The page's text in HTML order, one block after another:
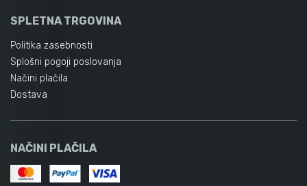
SPLETNA TRGOVINA
Politika zasebnosti
Splošni pogoji poslovanja
Načini plačila
Dostava
NAČINI PLAČILA